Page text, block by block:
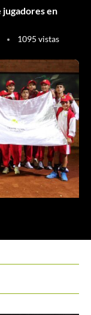
en
1095 vistas